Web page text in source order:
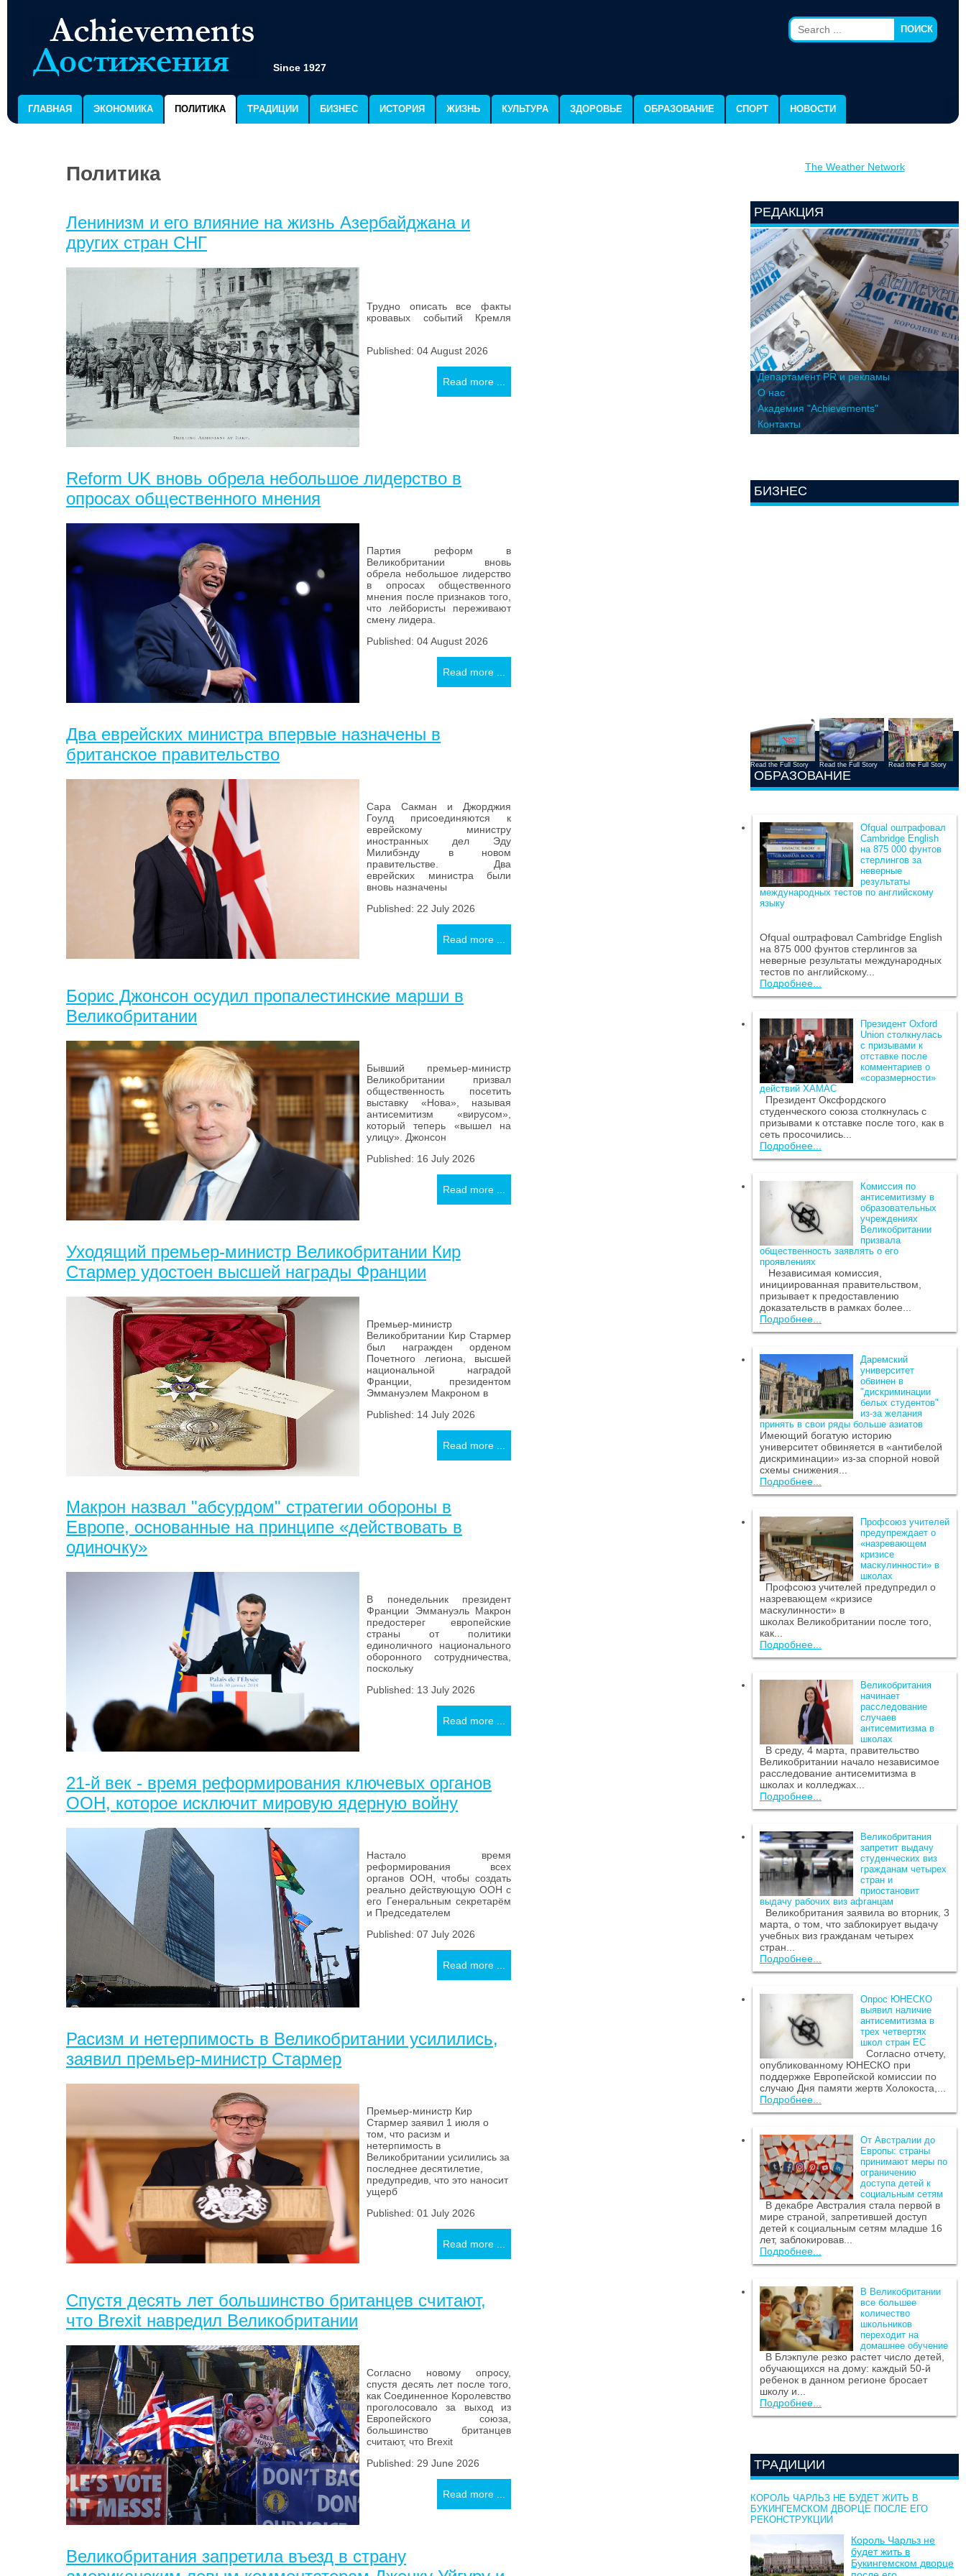
Since 1927
ПОИСК
ГЛАВНАЯ ЭКОНОМИКА ПОЛИТИКА ТРАДИЦИИ БИЗНЕС ИСТОРИЯ ЖИЗНЬ КУЛЬТУРА ЗДОРОВЬЕ ОБРАЗОВАНИЕ СПОРТ НОВОСТИ
Политика
Ленинизм и его влияние на жизнь Азербайджана и
других стран СНГ
Трудно описать все факты
кровавых событий Кремля
Published: 04 August 2026
Read more ...
Reform UK вновь обрела небольшое лидерство в
опросах общественного мнения
Партия реформ в
Великобритании вновь
обрела небольшое лидерство
в опросах общественного
мнения после признаков того,
что лейбористы переживают
смену лидера.
Published: 04 August 2026
Read more ...
Два еврейских министра впервые назначены в
британское правительство
Сара Сакман и Джорджия
Гоулд присоединяются к
еврейскому министру
иностранных дел Эду
Милибэнду в новом
правительстве. Два
еврейских министра были
вновь назначены
Published: 22 July 2026
Read more ...
Борис Джонсон осудил пропалестинские марши в
Великобритании
Бывший премьер-министр
Великобритании призвал
общественность посетить
выставку «Нова», называя
антисемитизм «вирусом»,
который теперь «вышел на
улицу». Джонсон
Published: 16 July 2026
Read more ...
Уходящий премьер-министр Великобритании Кир
Стармер удостоен высшей награды Франции
Премьер-министр
Великобритании Кир Стармер
был награжден орденом
Почетного легиона, высшей
национальной наградой
Франции, президентом
Эммануэлем Макроном в
Published: 14 July 2026
Read more ...
Макрон назвал "абсурдом" стратегии обороны в
Европе, основанные на принципе «действовать в
одиночку»
В понедельник президент
Франции Эммануэль Макрон
предостерег европейские
страны от политики
единоличного национального
оборонного сотрудничества,
поскольку
Published: 13 July 2026
Read more ...
21-й век - время реформирования ключевых органов
ООН, которое исключит мировую ядерную войну
Настало время
реформирования всех
органов ООН, чтобы создать
реально действующую ООН с
его Генеральным секретарём
и Председателем
Published: 07 July 2026
Read more ...
Расизм и нетерпимость в Великобритании усилились,
заявил премьер-министр Стармер
Премьер-министр Кир
Стармер заявил 1 июля о
том, что расизм и
нетерпимость в
Великобритании усилились за
последнее десятилетие,
предупредив, что это наносит
ущерб
Published: 01 July 2026
Read more ...
Спустя десять лет большинство британцев считают,
что Brexit навредил Великобритании
Согласно новому опросу,
спустя десять лет после того,
как Соединенное Королевство
проголосовало за выход из
Европейского союза,
большинство британцев
считают, что Brexit
Published: 29 June 2026
Read more ...
Великобритания запретила въезд в страну
The Weather Network
РЕДАКЦИЯ
Департамент PR и рекламы
О нас
Академия "Achievements"
Контакты
БИЗНЕС
Read the Full Story Read the Full Story Read the Full Story
ОБРАЗОВАНИЕ
Ofqual оштрафовал
Cambridge English
на 875 000 фунтов
стерлингов за
неверные
результаты
международных тестов по английскому
языку
Ofqual оштрафовал Cambridge English
на 875 000 фунтов стерлингов за
неверные результаты международных
тестов по английскому...
Подробнее...
Президент Oxford
Union столкнулась
с призывами к
отставке после
комментариев о
«соразмерности»
действий ХАМАС
Президент Оксфордского
студенческого союза столкнулась с
призывами к отставке после того, как в
сеть просочились...
Подробнее...
Комиссия по
антисемитизму в
образовательных
учреждениях
Великобритании
призвала
общественность заявлять о его
проявлениях
Независимая комиссия,
инициированная правительством,
призывает к предоставлению
доказательств в рамках более...
Подробнее...
Даремский
университет
обвинен в
"дискриминации
белых студентов"
из-за желания
принять в свои ряды больше азиатов
Имеющий богатую историю
университет обвиняется в «антибелой
дискриминации» из-за спорной новой
схемы снижения...
Подробнее...
Профсоюз учителей
предупреждает о
«назревающем
кризисе
маскулинности» в
школах
Профсоюз учителей предупредил о
назревающем «кризисе
маскулинности» в
школах Великобритании после того,
как...
Подробнее...
Великобритания
начинает
расследование
случаев
антисемитизма в
школах
В среду, 4 марта, правительство
Великобритании начало независимое
расследование антисемитизма в
школах и колледжах...
Подробнее...
Великобритания
запретит выдачу
студенческих виз
гражданам четырех
стран и
приостановит
выдачу рабочих виз афганцам
Великобритания заявила во вторник, 3
марта, о том, что заблокирует выдачу
учебных виз гражданам четырех
стран...
Подробнее...
Опрос ЮНЕСКО
выявил наличие
антисемитизма в
трех четвертях
школ стран ЕС
Согласно отчету,
опубликованному ЮНЕСКО при
поддержке Европейской комиссии по
случаю Дня памяти жертв Холокоста,...
Подробнее...
От Австралии до
Европы: страны
принимают меры по
ограничению
доступа детей к
социальным сетям
В декабре Австралия стала первой в
мире страной, запретившей доступ
детей к социальным сетям младше 16
лет, заблокировав...
Подробнее...
В Великобритании
все большее
количество
школьников
переходит на
домашнее обучение
В Блэкпуле резко растет число детей,
обучающихся на дому: каждый 50-й
ребенок в данном регионе бросает
школу и...
Подробнее...
ТРАДИЦИИ
КОРОЛЬ ЧАРЛЬЗ НЕ БУДЕТ ЖИТЬ В
БУКИНГЕМСКОМ ДВОРЦЕ ПОСЛЕ ЕГО
РЕКОНСТРУКЦИИ
Король Чарльз не
будет жить в
Букингемском дворце